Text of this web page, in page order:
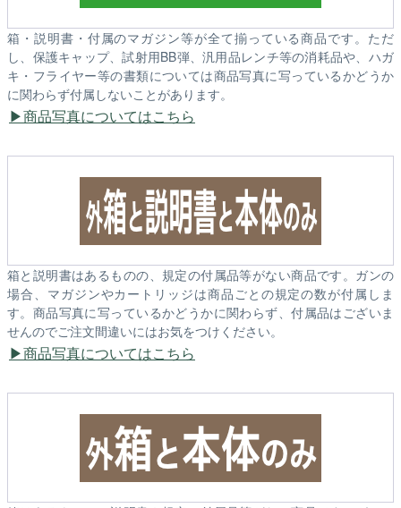
箱・説明書・付属のマガジン等が全て揃っている商品です。ただ
し、保護キャップ、試射用BB弾、汎用品レンチ等の消耗品や、ハガ
キ・フライヤー等の書類については商品写真に写っているかどうか
に関わらず付属しないことがあります。
商品写真についてはこちら
箱と説明書はあるものの、規定の付属品等がない商品です。ガンの
場合、マガジンやカートリッジは商品ごとの規定の数が付属しま
す。商品写真に写っているかどうかに関わらず、付属品はございま
せんのでご注文間違いにはお気をつけください。
商品写真についてはこちら